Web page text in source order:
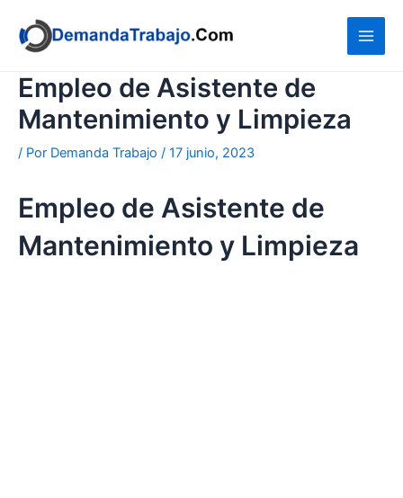
contenido
Empleo de Asistente de
Mantenimiento y Limpieza
/ Por Demanda Trabajo / 17 junio, 2023
Empleo de Asistente de
Mantenimiento y Limpieza